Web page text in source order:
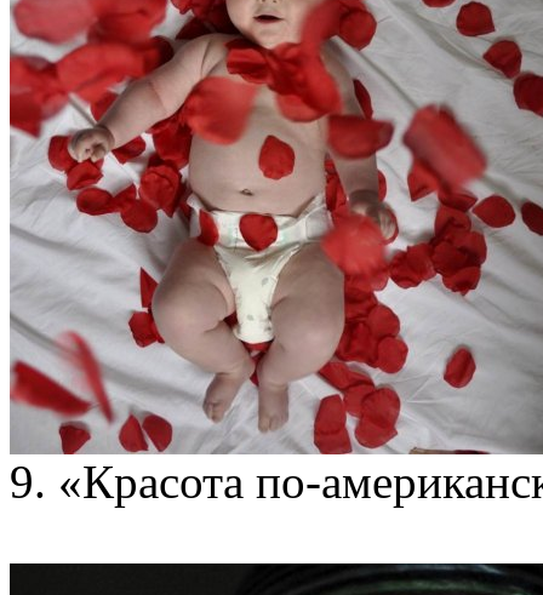
9. «Красота по-